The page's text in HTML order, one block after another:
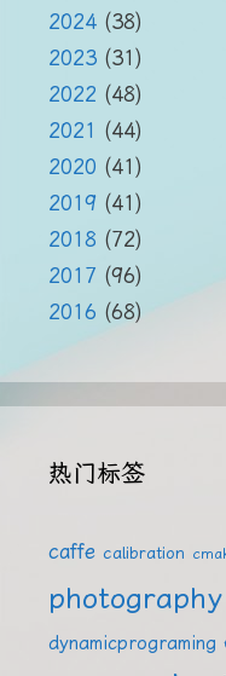
2024 (38)
2023 (31)
2022 (48)
2021 (44)
2020 (41)
2019 (41)
2018 (72)
2017 (96)
2016 (68)
热门标签
caffe calibration
photography
dynamicprograming